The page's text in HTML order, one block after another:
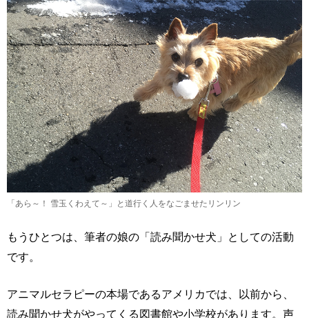
「あら～！ 雪玉くわえて～」と道行く人をなごませたリンリン
もうひとつは、筆者の娘の「読み聞かせ犬」としての活動
です。
アニマルセラピーの本場であるアメリカでは、以前から、
読み聞かせ犬がやってくる図書館や小学校があります。声